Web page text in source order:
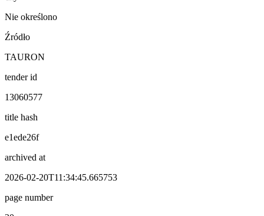
Nie określono
Źródło
TAURON
tender id
13060577
title hash
e1ede26f
archived at
2026-02-20T11:34:45.665753
page number